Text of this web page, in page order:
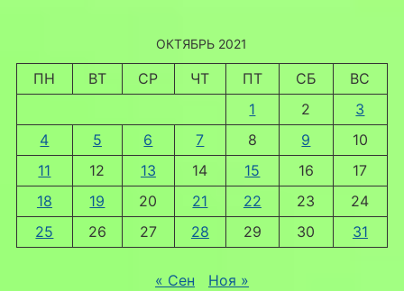
ОКТЯБРЬ 2021
ПН ВТ СР ЧТ ПТ СБ
ВС
1
2
3
4
5 6 7 8 9
10
11
12 13 14 15 16
17
18
19 20 21 22 23
24
25
26 27 28 29 30 31
« Сен Ноя »